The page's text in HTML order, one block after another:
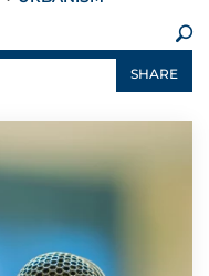
×
SHARE